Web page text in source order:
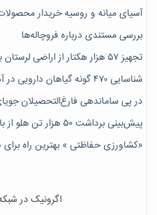
آسیای میانه و روسیه خریدار
بررسی مستندی درباره فروچاله‌ها
تجهیز ۵۷ هزار هکتار از اراضی لرستان به سیستم آبیاری نوین
شناسایی ۴۷٠ گونه گیاهان دارویی در آذربایجان غربی
در پی ساماندهی فارغ‌التحصیلان
پیش‎‌بینی برداشت ۵۰ هزار تن هلو از باغات چهارمحال و بختیاری
«کشاورزی حفاظتی » بهترین راه
اگرونیک در